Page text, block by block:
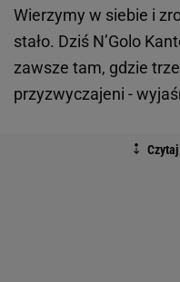
Wierzymy w siebie i
stało. Dziś N’Golo
zawsze tam, gdzie
przyzwyczajeni -